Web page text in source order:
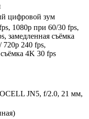
цифровой зум
1080p при 60/30 fps,
замедленная съёмка
720p 240 fps,
4K 30 fps
JN5, f/2.0, 21 мм,